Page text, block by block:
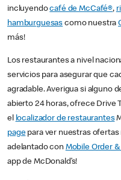
incluyendocafé de McCafé®,
hamburguesas como nuestra
más!
Los restaurantes a nivel
servicios para asegurar que
agradable. Averigua si alguno
abierto 24 horas, ofrece Drive
el localizador de restaurantes
pagepara ver nuestras
adelantado con Mobile Order &
app de McDonald’s!